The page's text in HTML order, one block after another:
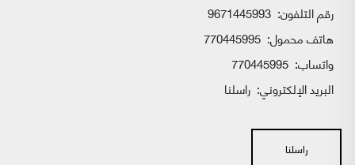
رقم التلفون: 9671445993
هاتف محمول: 770445995
واتساب:
البريد الإلكتروني: راسلنا
راسلنا